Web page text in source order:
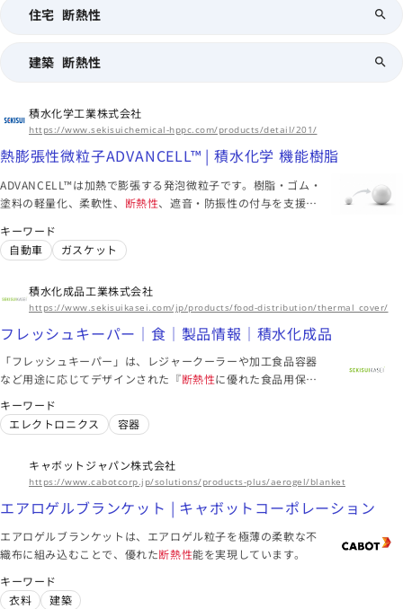
グロスデール™（GLOSSDELL™）/ミューティクル
PAINT IT GREEN コンセプト | ポリウレタン事業部のグリー
海外拠点
住宅 断熱性
建築 断熱性
積水化学工業株式会社
https://www.sekisuichemical-hppc.com/products/detail/201/
熱膨張性微粒子ADVANCELL™ | 積水化学 機能樹脂
ADVANCELL™は加熱で膨張する発泡微粒子です。樹脂・ゴム・
塗料の軽量化、柔軟性、 断熱性、遮音・防振性の付与を支援し
キーワード
自動車
ガスケット
積水化成品工業株式会社
https://www.sekisuikasei.com/jp/products/food-distribution/thermal_cover/
フレッシュキーパー｜食｜製品情報｜積水化成品
「フレッシュキーパー」は、レジャークーラーや加工食品容器
など用途に応じてデザインされた『断熱性に優れた食品用保
キーワード
エレクトロニクス
容器
キャボットジャパン株式会社
https://www.cabotcorp.jp/solutions/products-plus/aerogel/blanket
エアロゲルブランケット | キャボットコーポレーション
エアロゲルブランケットは、エアロゲル粒子を極薄の柔軟な不
織布に組み込むことで、優れた断熱性能を実現しています。
キーワード
衣料
建築